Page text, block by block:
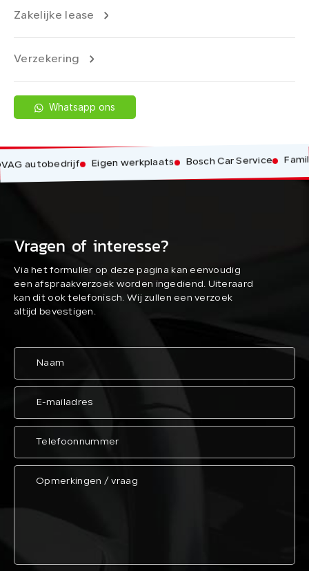
Zakelijke lease
Verzekering
Whatsapp ons
autobedrijf Eigen werkplaats Bosch Car Service
Vragen of interesse?
Via het formulier op deze pagina kan eenvoudig
een afspraakverzoek worden ingediend. Uiteraard
kan dit ook telefonisch. Wij zullen een verzoek
altijd bevestigen.